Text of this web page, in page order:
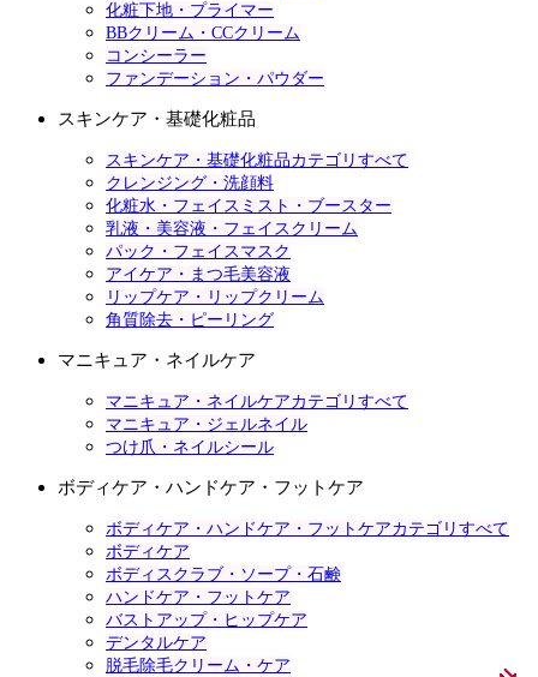
化粧下地・プライマー
BBクリーム・CCクリーム
コンシーラー
ファンデーション・パウダー
スキンケア・基礎化粧品
スキンケア・基礎化粧品カテゴリすべて
クレンジング・洗顔料
化粧水・フェイスミスト・ブースター
乳液・美容液・フェイスクリーム
パック・フェイスマスク
アイケア・まつ毛美容液
リップケア・リップクリーム
角質除去・ピーリング
マニキュア・ネイルケア
マニキュア・ネイルケアカテゴリすべて
マニキュア・ジェルネイル
つけ爪・ネイルシール
ボディケア・ハンドケア・フットケア
ボディケア・ハンドケア・フットケアカテゴリすべて
ボディケア
ボディスクラブ・ソープ・石鹸
ハンドケア・フットケア
バストアップ・ヒップケア
デンタルケア
脱毛除毛クリーム・ケア